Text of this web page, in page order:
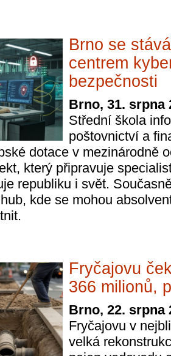
Brno se
centrem
bezpečnosti
Brno, 31. srpna
Střední škola
poštovnictví a
dotace v mezinárodně
který připravuje
republiku i svět.
kde se mohou
Fryčajovu
366 milionů,
Brno, 22. srpna
Fryčajovu v
velká